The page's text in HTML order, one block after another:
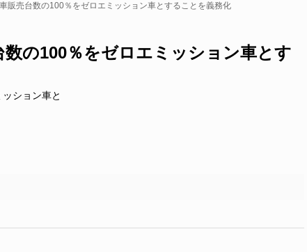
販売台数の100％をゼロエミッション車とすることを義務化
の100％をゼロエミッション車とす